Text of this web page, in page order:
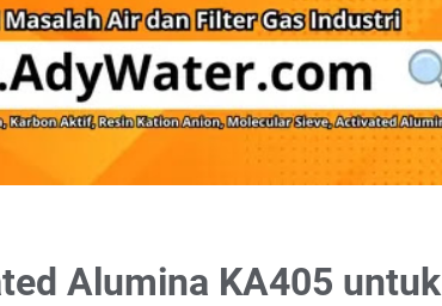
Alumina KA405 untuk